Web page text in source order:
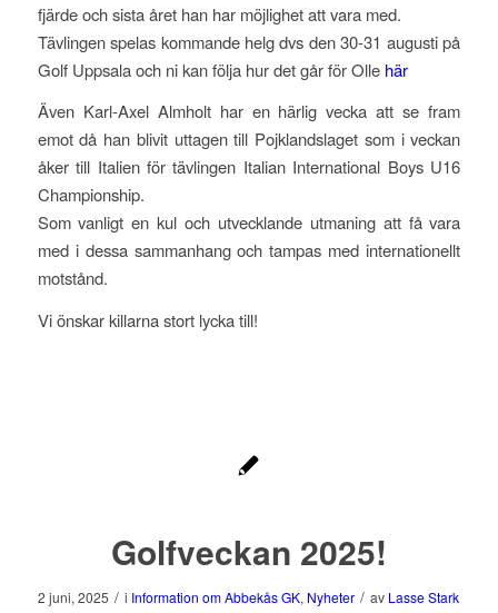
fjärde och sista året han har möjlighet att vara med.
Tävlingen spelas kommande helg dvs den 30-31 augusti på
Golf Uppsala och ni kan följa hur det går för Olle här
Även Karl-Axel Almholt har en härlig vecka att se fram
emot då han blivit uttagen till Pojklandslaget som i veckan
åker till Italien för tävlingen Italian International Boys U16
Championship.
Som vanligt en kul och utvecklande utmaning att få vara
med i dessa sammanhang och tampas med internationellt
motstånd.
Vi önskar killarna stort lycka till!
Golfveckan 2025!
2 juni, 2025 / i Information om Abbekås GK, Nyheter / av Lasse Stark